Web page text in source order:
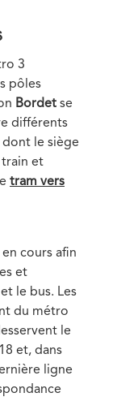
3
pôles
Bordet se
différents
le siège
train et
tram vers
cours afin
et
le bus. Les
du métro
le
et, dans
ligne